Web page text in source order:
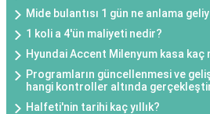
Mide bulantısı 1 gün ne anlama
1 koli a 4'ün maliyeti nedir?
Hyundai Accent Milenyum kasa kaç
Programların güncellenmesi ve
hangi kontroller altında
Halfeti'nin tarihi kaç yıllık?